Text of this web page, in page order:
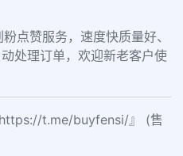
点赞服务，速度快质量好、
处理订单，欢迎新老客户使
t.me/buyfensi/』 (售